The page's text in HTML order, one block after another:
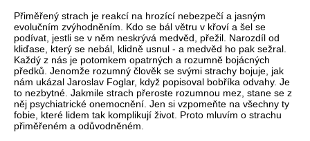
Přiměřený strach je reakcí na hrozící nebezpečí a jasným
evolučním zvýhodněním. Kdo se bál větru v křoví a šel se
podívat, jestli se v něm neskrývá medvěd, přežil. Narozdíl od
kliďase, který se nebál, klidně usnul - a medvěd ho pak sežral.
Každý z nás je potomkem opatrných a rozumně bojácných
předků. Jenomže rozumný člověk se svými strachy bojuje, jak
nám ukázal Jaroslav Foglar, když popisoval bobříka odvahy. Je
to nezbytné. Jakmile strach přeroste rozumnou mez, stane se z
něj psychiatrické onemocnění. Jen si vzpomeňte na všechny ty
fobie, které lidem tak komplikují život. Proto mluvím o strachu
přiměřeném a odůvodněném.